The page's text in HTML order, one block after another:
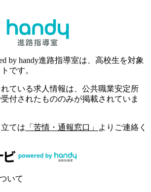
by handy進路指導室は、高校生を対象
です。
ている求人情報は、公共職業安定所
受付されたもののみが掲載されていま
ては 「苦情・通報窓口」
よりご連絡く
いて